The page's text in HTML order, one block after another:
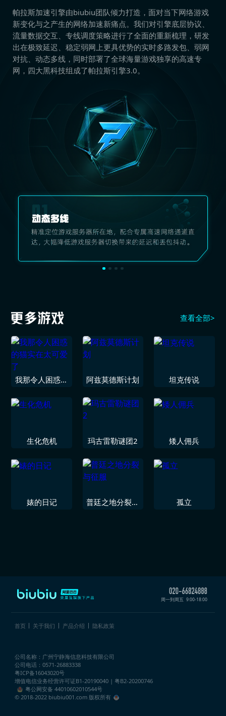
帕拉斯加速引擎由biubiu团队倾力打造，面对当下网络游戏
新变化与之产生的网络加速新痛点。我们对引擎底层协议、
流量数据交互、专线调度策略进行了全面的重新梳理，研发
出在极致延迟、稳定弱网上更具优势的实时多路发包、弱网
对抗、动态多线，同时部署了全球海量游戏独享的高速专
网，四大黑科技组成了帕拉斯引擎3.0。
查看全部>
我那令人困惑的
阿兹莫德斯计划 坦克传说
生化危机 玛古雷勒谜团2 矮人佣兵
婊的日记
普廷之地分裂与
孤立
周一到周五 9:00-18:00
首页 关于我们 产品介绍 隐私政策
公司名称：广州宁静海信息科技有限公司
公司电话：0571-26883338
粤ICP备16043020号
增值电信业务经营许可证B1-20190040 | 粤B2-20200746
粤公网安备 44010602010544号
© 2018-2022 biubiu001.com 版权所有